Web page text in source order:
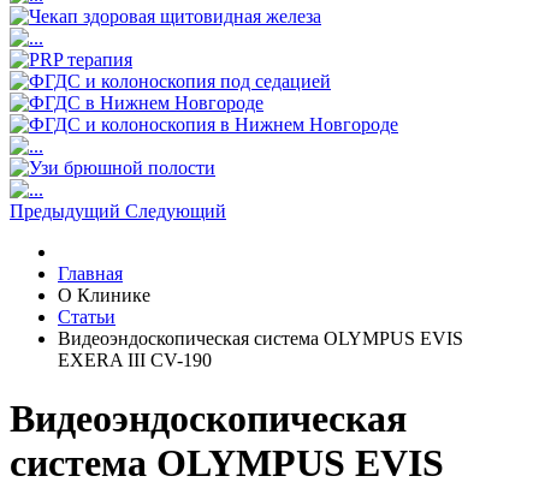
Предыдущий Следующий
Главная
О Клинике
Статьи
Видеоэндоскопическая система OLYMPUS EVIS
EXERA III CV-190
Видеоэндоскопическая
система OLYMPUS EVIS